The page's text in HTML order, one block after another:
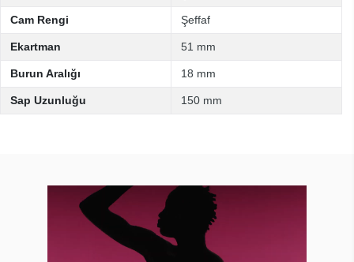
Cam Rengi Şeffaf
Ekartman 51 mm
Burun Aralığı 18 mm
Sap Uzunluğu 150 mm